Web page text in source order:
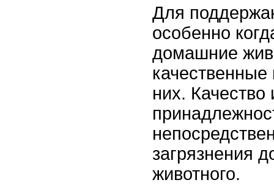
Для
особенно
домашние
них.
загрязнения
животного.